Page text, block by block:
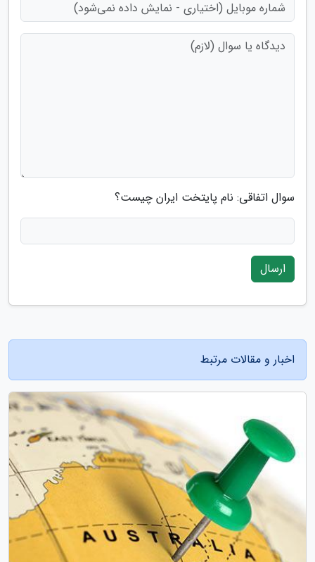
سوال اتفاقی: نام پایتخت ایران چیست؟
ارسال
اخبار و مقالات مرتبط